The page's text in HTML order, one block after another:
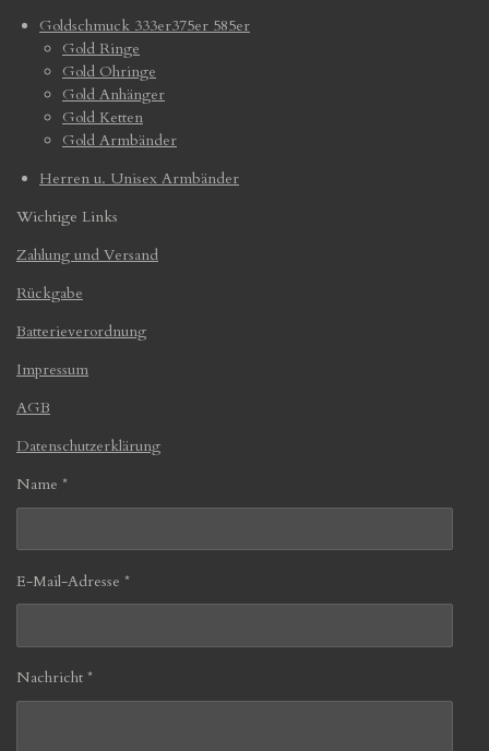
Goldschmuck 333er375er 585er
Gold Ringe
Gold Ohringe
Gold Anhänger
Gold Ketten
Gold Armbänder
Herren u. Unisex Armbänder
Wichtige Links
Zahlung und Versand
Rückgabe
Batterieverordnung
Impressum
AGB
Datenschutzerklärung
Name *
E-Mail-Adresse *
Nachricht *